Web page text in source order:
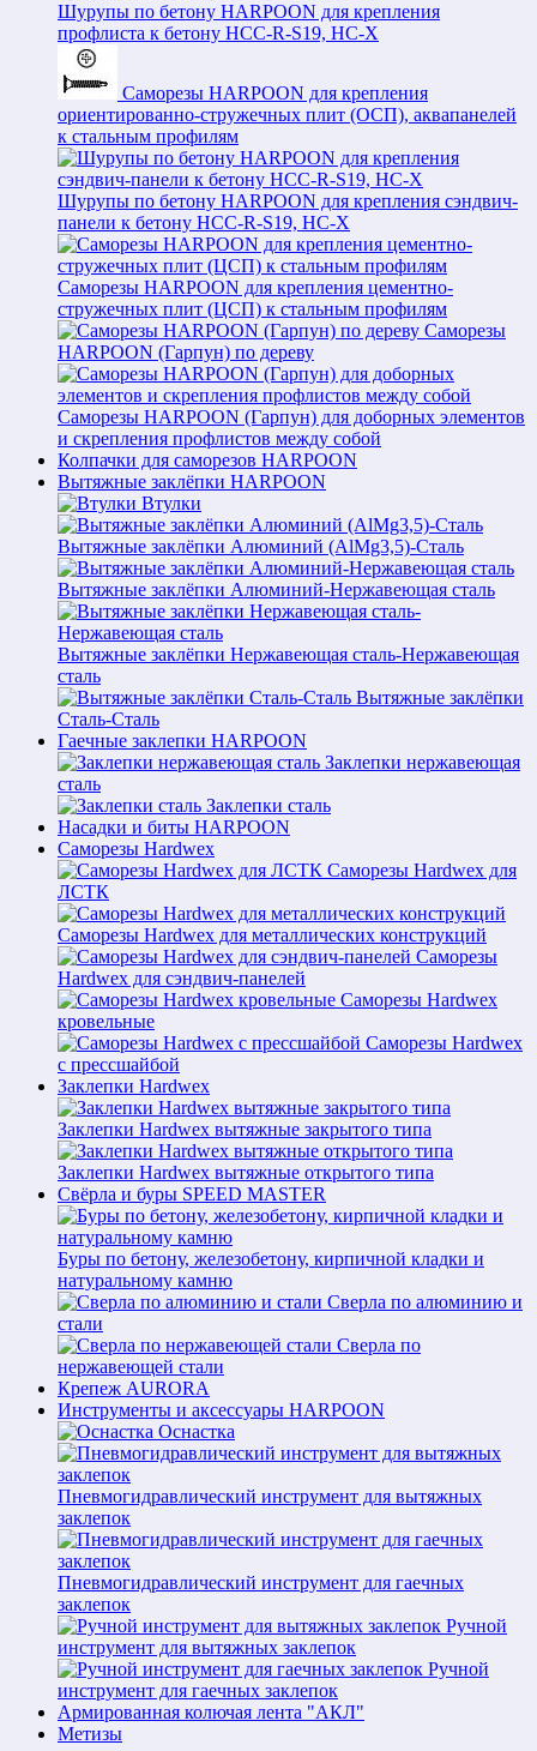
Шурупы по бетону HARPOON для крепления
профлиста к бетону HCC-R-S19, HC-X
Саморезы HARPOON для крепления
ориентированно-стружечных плит (ОСП), аквапанелей
к стальным профилям
Шурупы по бетону HARPOON для крепления сэндвич-
панели к бетону HCC-R-S19, HC-X
Саморезы HARPOON для крепления цементно-
стружечных плит (ЦСП) к стальным профилям
Саморезы
HARPOON (Гарпун) по дереву
Саморезы HARPOON (Гарпун) для доборных элементов
и скрепления профлистов между собой
Колпачки для саморезов HARPOON
Вытяжные заклёпки HARPOON
Втулки
Вытяжные заклёпки Алюминий (AlMg3,5)-Сталь
Вытяжные заклёпки Алюминий-Нержавеющая сталь
Вытяжные заклёпки Нержавеющая сталь-Нержавеющая
сталь
Вытяжные заклёпки
Сталь-Сталь
Гаечные заклепки HARPOON
Заклепки нержавеющая
сталь
Заклепки сталь
Насадки и биты HARPOON
Саморезы Hardwex
Саморезы Hardwex для
ЛСТК
Саморезы Hardwex для металлических конструкций
Саморезы
Hardwex для сэндвич-панелей
Саморезы Hardwex
кровельные
Саморезы Hardwex
с прессшайбой
Заклепки Hardwex
Заклепки Hardwex вытяжные закрытого типа
Заклепки Hardwex вытяжные открытого типа
Свёрла и буры SPEED MASTER
Буры по бетону, железобетону, кирпичной кладки и
натуральному камню
Сверла по алюминию и
стали
Сверла по
нержавеющей стали
Крепеж AURORA
Инструменты и аксессуары HARPOON
Оснастка
Пневмогидравлический инструмент для вытяжных
заклепок
Пневмогидравлический инструмент для гаечных
заклепок
Ручной
инструмент для вытяжных заклепок
Ручной
инструмент для гаечных заклепок
Армированная колючая лента "АКЛ"
Метизы